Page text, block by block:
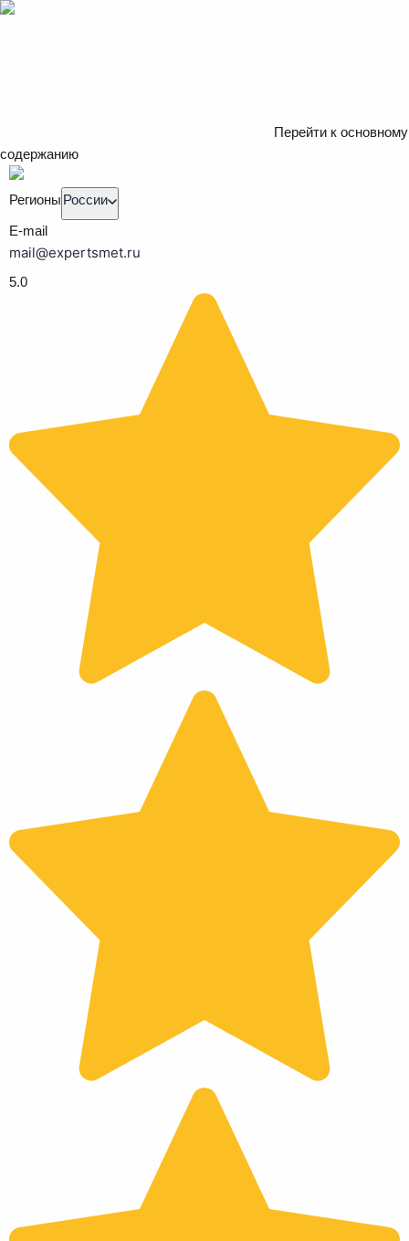
Перейти к основному
содержанию
Регионы России
E-mail
mail@expertsmet.ru
5.0